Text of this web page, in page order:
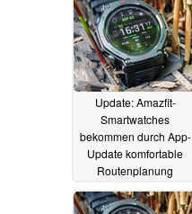
Update: Amazfit-
Smartwatches
bekommen durch App-
Update komfortable
Routenplanung
08.09.2025